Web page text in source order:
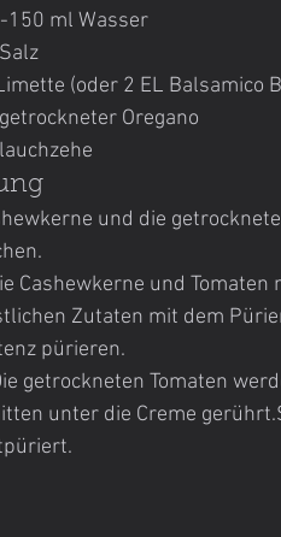
150 ml Wasser
(oder 2 EL Balsamico
Oregano
und die
Cashewkerne und
Zutaten mit dem
pürieren.
getrockneten Tomaten
unter die Creme